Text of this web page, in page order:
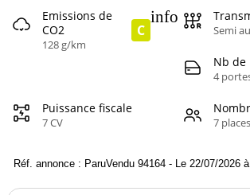
Emissions de
CO2
128 g/km
C
info
Semi
Nb de
4
Puissance fiscale
7 CV 7 places
Réf. annonce : ParuVendu 94164 - Le 22/07/2026